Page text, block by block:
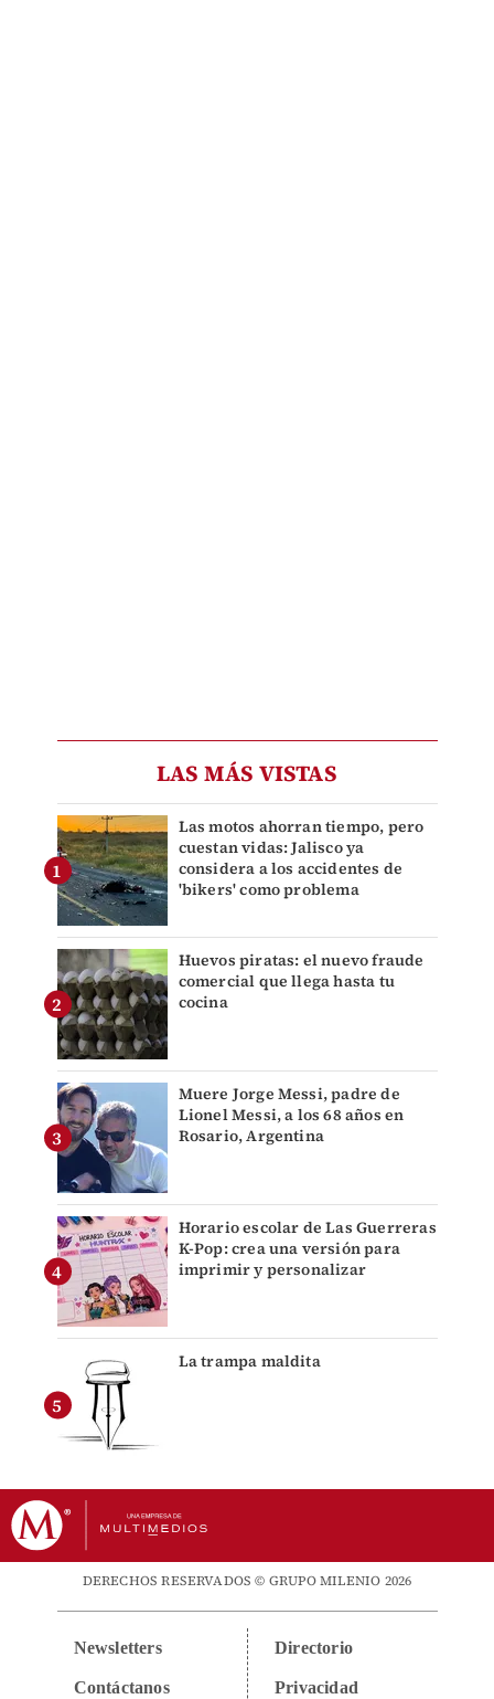
LAS MÁS VISTAS
Las motos ahorran tiempo, pero
cuestan vidas: Jalisco ya
considera a los accidentes de
'bikers' como problema
Huevos piratas: el nuevo fraude
comercial que llega hasta tu
cocina
Muere Jorge Messi, padre de
Lionel Messi, a los 68 años en
Rosario, Argentina
Horario escolar de Las Guerreras
K-Pop: crea una versión para
imprimir y personalizar
La trampa maldita
DERECHOS RESERVADOS © GRUPO MILENIO 2026
Newsletters
Contáctanos
Directorio
Privacidad